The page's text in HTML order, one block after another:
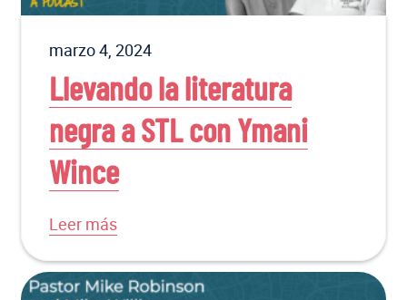
marzo 4, 2024
Llevando la literatura
negra a STL con Ymani
Wince
Leer más